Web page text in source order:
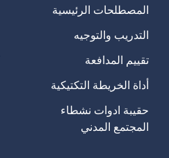
المصطلحات الرئيسية
التدريب والتوجيه
تقييم المدافعة
أداة الخريطة التكتيكية
حقيبة ادوات نشطاء
المجتمع المدني